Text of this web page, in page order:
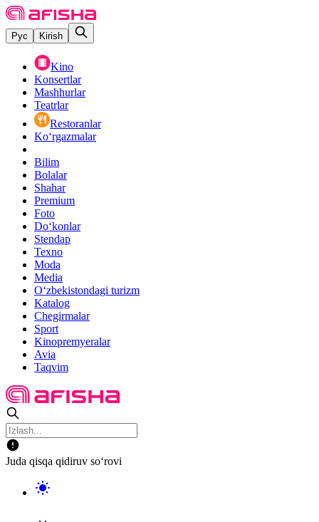
Рус Kirish
Kino
Konsertlar
Mashhurlar
Teatrlar
Restoranlar
Ko‘rgazmalar
Bilim
Bolalar
Shahar
Premium
Foto
Do‘konlar
Stendap
Texno
Moda
Media
O‘zbekistondagi turizm
Katalog
Chegirmalar
Sport
Kinopremyeralar
Avia
Taqvim
Juda qisqa qidiruv so‘rovi